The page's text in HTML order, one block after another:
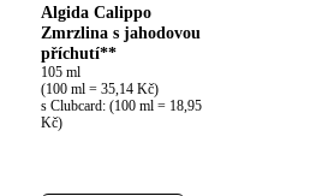
Algida Calippo
Zmrzlina s jahodovou
příchutí**
105 ml
(100 ml = 35,14 Kč)
s Clubcard: (100 ml = 18,95
Kč)